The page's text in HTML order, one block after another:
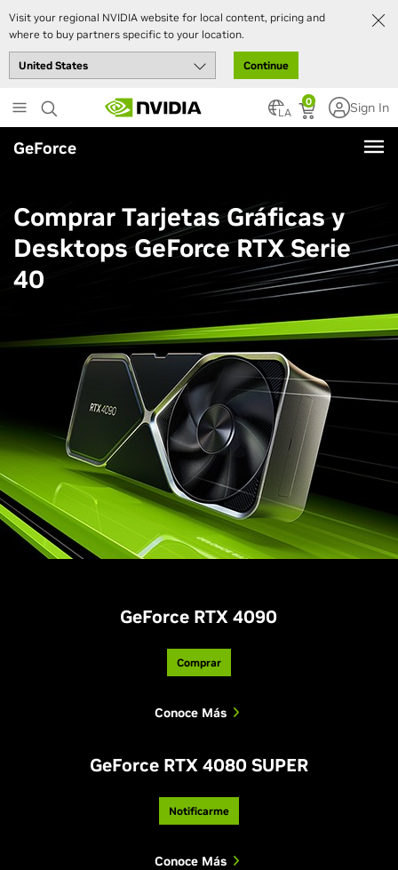
Visit your regional NVIDIA website for local content, pricing and
where to buy partners specific to your location.
Continue
to
main
content
0
LA Sign In
GeForce
Comprar Tarjetas Gráficas y
Desktops GeForce RTX Serie
40
GeForce RTX 4090
Comprar
Conoce Más
GeForce RTX 4080 SUPER
Notificarme
Conoce Más